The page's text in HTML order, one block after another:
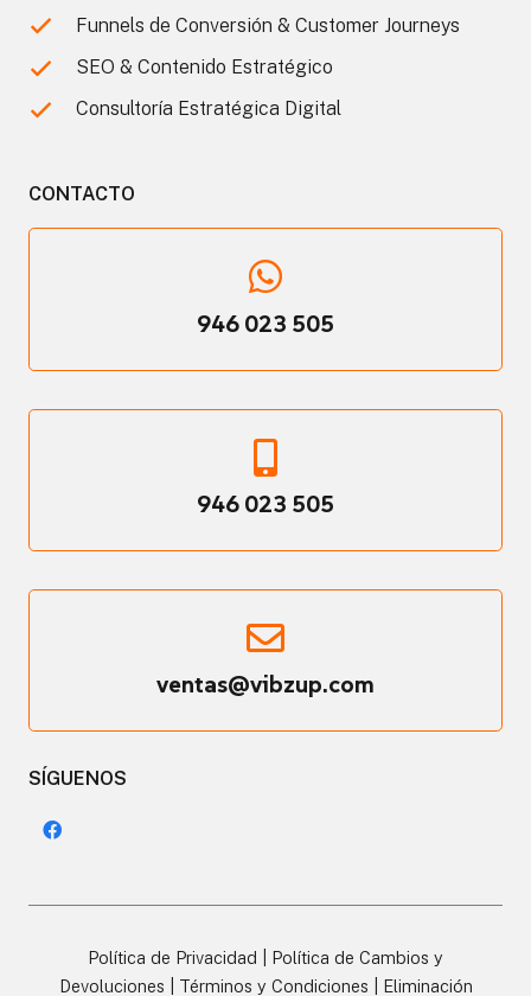
Funnels de Conversión & Customer Journeys
SEO & Contenido Estratégico
Consultoría Estratégica Digital
CONTACTO
946 023 505
946 023 505
ventas@vibzup.com
SÍGUENOS
Política de Privacidad
Política de Cambios y
Devoluciones
Términos y Condiciones Eliminación